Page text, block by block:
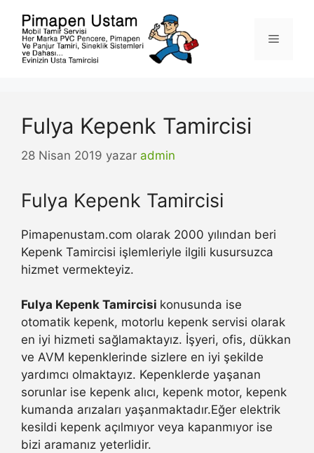
Menü
Fulya Kepenk Tamircisi
28 Nisan 2019 yazar admin
Fulya Kepenk Tamircisi
Pimapenustam.com olarak 2000 yılından beri
Kepenk Tamircisi işlemleriyle ilgili kusursuzca
hizmet vermekteyiz.
Fulya Kepenk Tamircisi konusunda ise
otomatik kepenk, motorlu kepenk servisi olarak
en iyi hizmeti sağlamaktayız. İşyeri, ofis, dükkan
ve AVM kepenklerinde sizlere en iyi şekilde
yardımcı olmaktayız. Kepenklerde yaşanan
sorunlar ise kepenk alıcı, kepenk motor, kepenk
kumanda arızaları yaşanmaktadır.Eğer elektrik
kesildi kepenk açılmıyor veya kapanmıyor ise
bizi aramanız yeterlidir.